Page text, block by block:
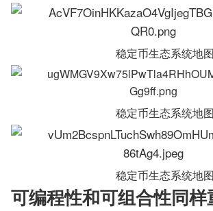
稳定币生态系统地图
稳定币生态系统地图
稳定币生态系统地图
可编程性和可组合性同样